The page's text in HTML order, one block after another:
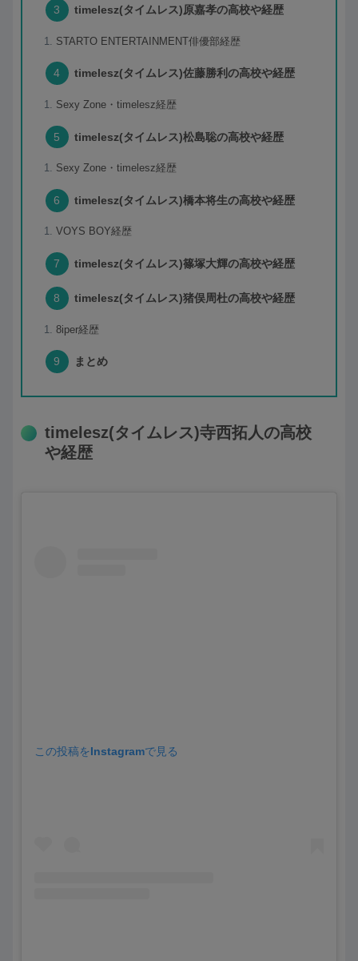
timelesz(タイムレス)原嘉孝の高校や経歴
STARTO ENTERTAINMENT俳優部経歴
timelesz(タイムレス)佐藤勝利の高校や経歴
Sexy Zone・timelesz経歴
timelesz(タイムレス)松島聡の高校や経歴
Sexy Zone・timelesz経歴
timelesz(タイムレス)橋本将生の高校や経歴
VOYS BOY経歴
timelesz(タイムレス)篠塚大輝の高校や経歴
timelesz(タイムレス)猪俣周杜の高校や経歴
8iper経歴
まとめ
timelesz(タイムレス)寺西拓人の高校
や経歴
この投稿をInstagramで見る